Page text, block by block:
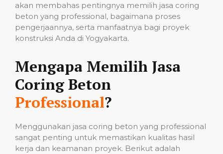
akan membahas pentingnya memilih jasa coring
beton yang professional, bagaimana proses
pengerjaannya, serta manfaatnya bagi proyek
konstruksi Anda di Yogyakarta.
Mengapa Memilih Jasa
Coring Beton
Professional?
Menggunakan jasa coring beton yang professional
sangat penting untuk memastikan kualitas hasil
kerja dan keamanan proyek. Berikut adalah